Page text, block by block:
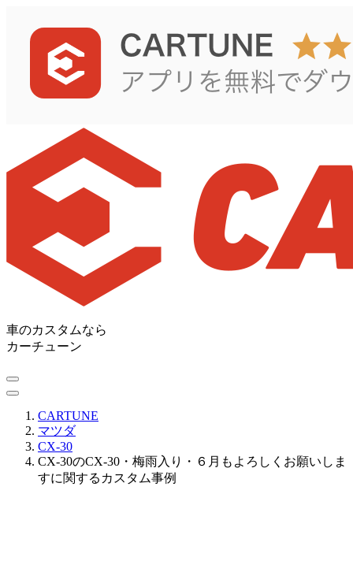
車のカスタムなら
カーチューン
CARTUNE
マツダ
CX-30
CX-30のCX-30・梅雨入り・６月もよろしくお願いしま
すに関するカスタム事例